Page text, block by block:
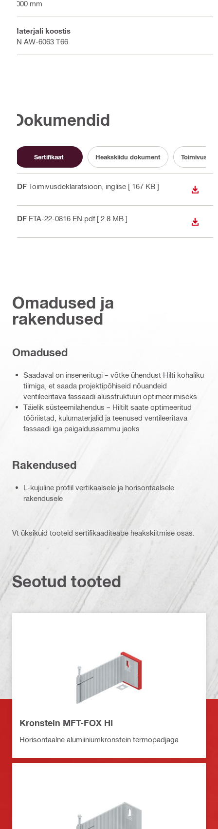
6000 mm
Materjali koostis
EN AW-6063 T66
Dokumendid
Sertifikaat Heakskiidu dokument
PDF Toimivusdeklaratsioon , inglise [ 167 KB ]
PDF ETA-22-0816 EN.pdf[ 2.8 MB ]
Omadused ja
rakendused
Omadused
Saadaval on inseneritugi – võtke ühendust Hilti kohaliku
tiimiga, et saada projektipõhiseid nõuandeid
ventileeritava fassaadi alusstruktuuri optimeerimiseks
Täielik süsteemilahendus – Hiltilt saate optimeeritud
tööriistad, kulumaterjalid ja teenused ventileeritava
fassaadi iga paigaldussammu jaoks
Rakendused
L-kujuline profiil vertikaalsele ja horisontaalsele
rakendusele
Vt üksikuid tooteid sertifikaaditeabe heakskiitmise osas.
Seotud tooted
Kronstein MFT-FOX HI
Horisontaalne alumiiniumkronstein termopadjaga